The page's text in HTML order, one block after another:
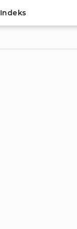
Indeks